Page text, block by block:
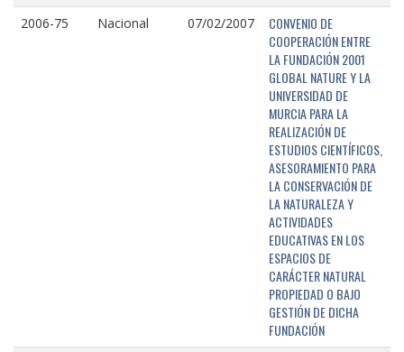
2006-75 Nacional 07/02/2007
CONVENIO DE
COOPERACIÓN ENTRE
LA FUNDACIÓN 2001
GLOBAL NATURE Y LA
UNIVERSIDAD DE
MURCIA PARA LA
REALIZACIÓN DE
ESTUDIOS CIENTÍFICOS,
ASESORAMIENTO PARA
LA CONSERVACIÓN DE
LA NATURALEZA Y
ACTIVIDADES
EDUCATIVAS EN LOS
ESPACIOS DE
CARÁCTER NATURAL
PROPIEDAD O BAJO
GESTIÓN DE DICHA
FUNDACIÓN